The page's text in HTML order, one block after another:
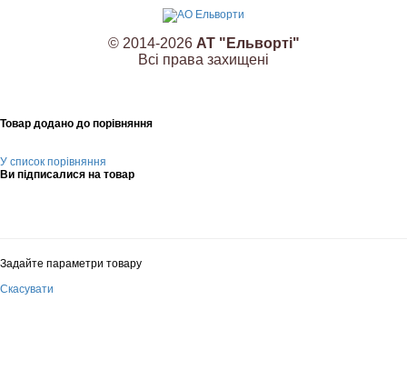
© 2014-2026 АТ "Ельворті"
Всі права захищені
Товар додано до порівняння
У список порівняння
Ви підписалися на товар
Задайте параметри товару
Скасувати